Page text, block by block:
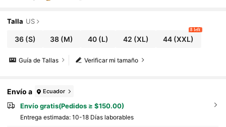
Talla US
36(S) 38 (M) 40(L) 42 (XL) 44 (XXL)
8 left
Verificar mi tamaño
Guía de Tallas
Envío a Ecuador
Envío gratis(Pedidos ≥ $150.00)
Entrega estimada: 10-18 Días laborables